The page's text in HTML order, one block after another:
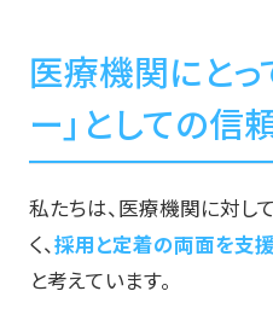
医療機関にとっ
ー」としての信
私たちは、医療機関に対し
く、採用と定着の両面を支
と考えています。